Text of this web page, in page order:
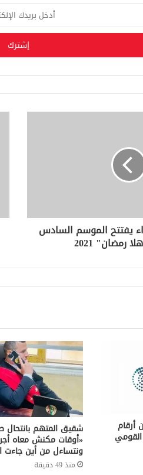
يفتتح الموسم السادس
رمضان" 2021
أرقام شقيق المتهم
«أوقات مكنش معاه
ونتساءل من أين جاءت
منذ 49 دقيقة